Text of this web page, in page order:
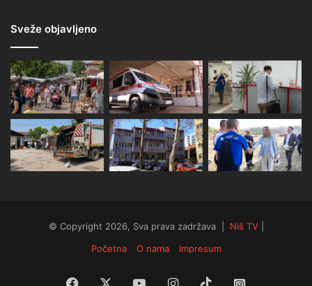
Sveže objavljeno
© Copyright 2026, Sva prava zadržava | Niš TV|
Početna
O nama Impresum
Facebook YouTubeInstagram
TikTok